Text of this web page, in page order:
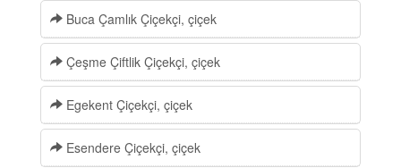
Buca Çamlık Çiçekçi, çiçek
Çeşme Çiftlik Çiçekçi, çiçek
Egekent Çiçekçi, çiçek
Esendere Çiçekçi, çiçek